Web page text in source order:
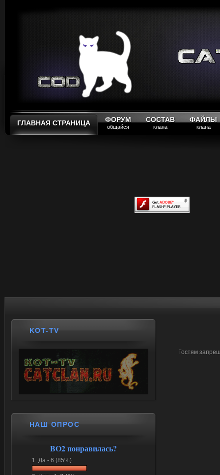
ГЛАВНАЯ СТРАНИЦА ФОРУМ
общайся
СОСТАВ
клана
ФАЙЛЫ
клана
Гостям
KOT-TV
НАШ ОПРОС
BO2 понравилась?
1. Да - 6 (85%)